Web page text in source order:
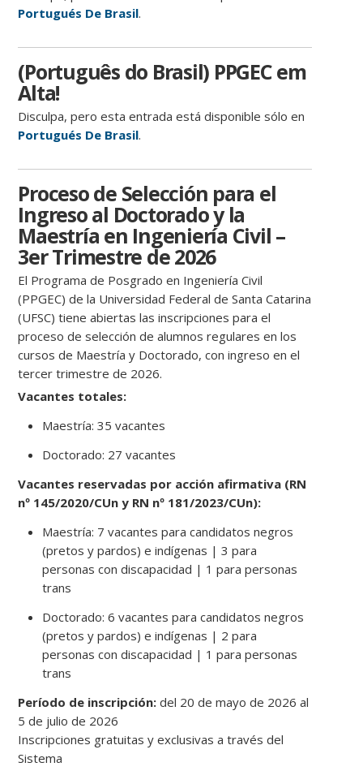
Portugués De Brasil.
(Português do Brasil) PPGEC em
Alta!
Disculpa, pero esta entrada está disponible sólo en
Portugués De Brasil.
Proceso de Selección para el
Ingreso al Doctorado y la
Maestría en Ingeniería Civil –
3er Trimestre de 2026
El Programa de Posgrado en Ingeniería Civil
(PPGEC) de la Universidad Federal de Santa Catarina
(UFSC) tiene abiertas las inscripciones para el
proceso de selección de alumnos regulares en los
cursos de Maestría y Doctorado, con ingreso en el
tercer trimestre de 2026.
Vacantes totales:
Maestría: 35 vacantes
Doctorado: 27 vacantes
Vacantes reservadas por acción afirmativa (RN
nº 145/2020/CUn y RN nº 181/2023/CUn):
Maestría: 7 vacantes para candidatos negros
(pretos y pardos) e indígenas | 3 para
personas con discapacidad | 1 para personas
trans
Doctorado: 6 vacantes para candidatos negros
(pretos y pardos) e indígenas | 2 para
personas con discapacidad | 1 para personas
trans
Período de inscripción: del 20 de mayo de 2026 al
5 de julio de 2026
Inscripciones gratuitas y exclusivas a través del
Sistema